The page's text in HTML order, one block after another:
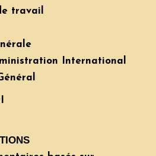
travail
International